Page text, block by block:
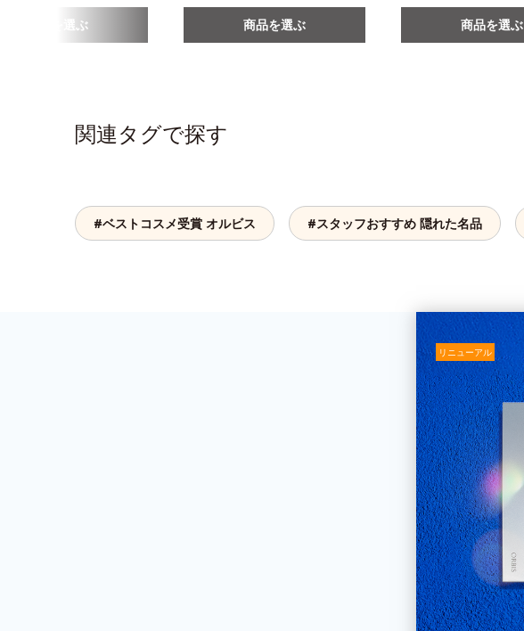
商品を選ぶ 商品を選ぶ 商品を選ぶ
関連タグで探す
#ベストコスメ受賞 オルビス #スタッフおすすめ 隠れた名品
リニューアル